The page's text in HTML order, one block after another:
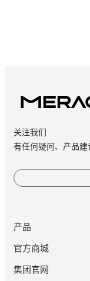
关注我们
有任何疑问、产品
产品
官方商城
集团官网